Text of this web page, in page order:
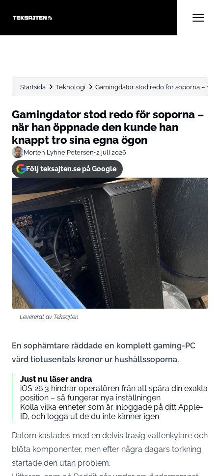
Startsida Teknologi Gamingdator stod redo för soporna – när
Gamingdator stod redo för soporna –
när han öppnade den kunde han
knappt tro sina egna ögon
Morten Lyhne Petersen•2 juli 2026
Följ teksajten.se på Google
Levererat av Teksajten
En sophämtare räddade en komplett gaming-PC
värd tiotusentals kronor ur hushållssoporna.
Just nu läser andra
iOS 26.3 hindrar operatören från att spåra din exakta
position – så fungerar nya inställningen
Kolla vilka enheter som är inloggade på ditt Apple-
ID, och logga ut de du inte känner igen
Datorn kastades med en delvis trasig vattenkylare och
blöta komponenter, men efter några dagars torkning
startade den utan problem.